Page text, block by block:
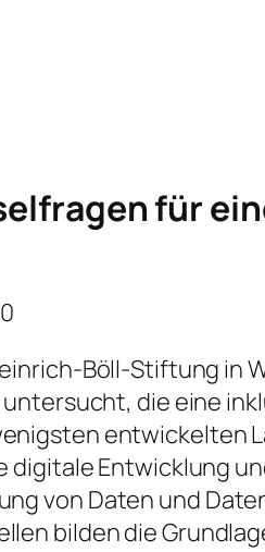
für
Böll-Stiftung in
die eine
entwickelten
digitale Entwicklung
von Daten und
bilden die